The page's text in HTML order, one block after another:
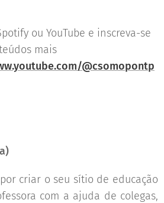
ou YouTube e inscreva-se
mais
@csomopontp
criar o seu sítio de educação
com a ajuda de colegas,